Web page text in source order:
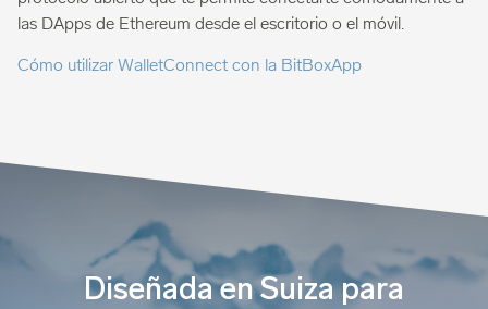
las DApps de Ethereum desde el escritorio o el móvil.
Cómo utilizar WalletConnect con la BitBoxApp
Diseñada en Suiza para